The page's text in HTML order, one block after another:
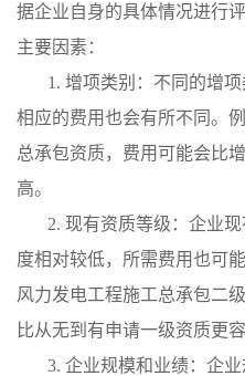
据企业自身的具体情况进行
主要因素：
1. 增项类别：不同的增
相应的费用也会有所不同。
总承包资质，费用可能会比
高。
2. 现有资质等级：企业
度相对较低，所需费用也可
风力发电工程施工总承包二
比从无到有申请一级资质更
3. 企业规模和业绩：企